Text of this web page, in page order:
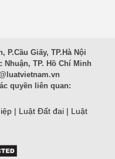
P.Cầu Giấy, TP.Hà Nội
TP. Hồ Chí Minh
quyền liên quan:
| Luật Đất đai | Luật